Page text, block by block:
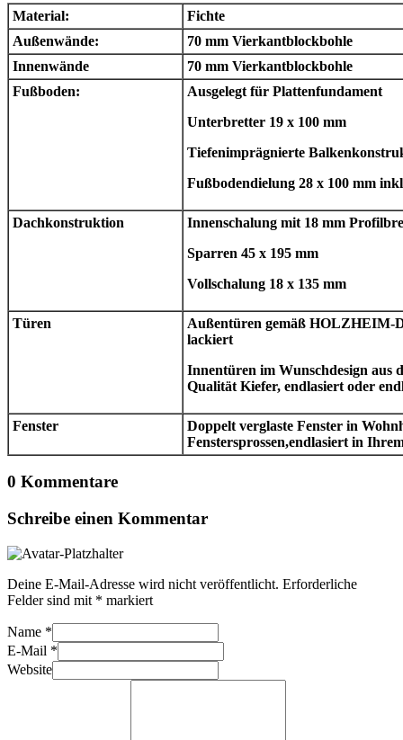
Material:
Fichte
Außenwände:
70 mm Vierkantblockbohle
Innenwände
70 mm Vierkantblockbohle
Fußboden:
Ausgelegt für Plattenfundament
Unterbretter 19 x 100 mm
Tiefenimprägnierte
Fußbodendielung 28 x 100 mm
Dachkonstruktion
Innenschalung mit 18 mm
Sparren 45 x 195 mm
Vollschalung 18 x 135 mm
Türen
Außentüren gemäß HOLZHEIM-
lackiert
Innentüren im Wunschdesign
Qualität Kiefer, endlasiert oder
Fenster
Doppelt verglaste Fenster in
Fenstersprossen,endlasiert in
0 Kommentare
Schreibe einen Kommentar
Deine E-Mail-Adresse wird nicht veröffentlicht. Erforderliche
Felder sind mit * markiert
Name *
E-Mail *
Website